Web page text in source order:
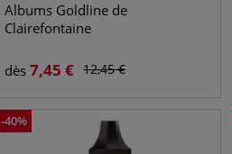
Albums Goldline de
Clairefontaine
dès 7,45 € 12,45€
-40%